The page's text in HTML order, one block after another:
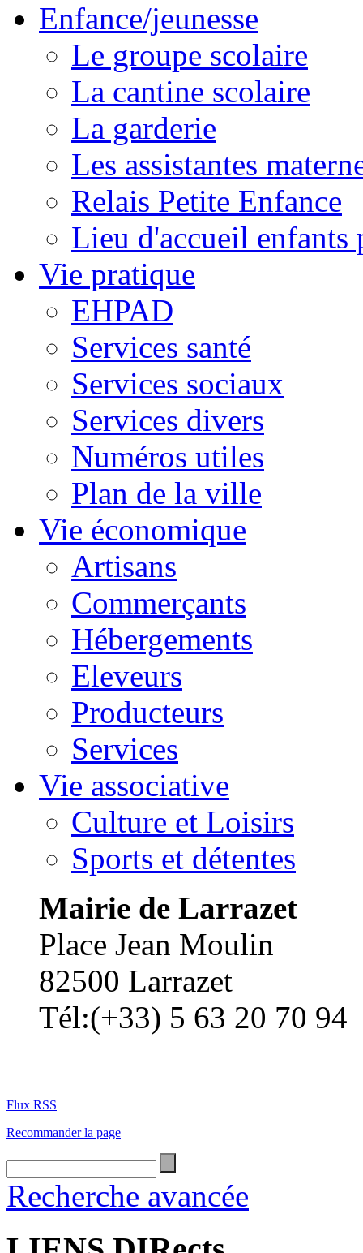
Enfance/jeunesse
Le groupe scolaire
La cantine scolaire
La garderie
Les assistantes
Relais Petite Enfance
Lieu d'accueil enfants
Vie pratique
EHPAD
Services santé
Services sociaux
Services divers
Numéros utiles
Plan de la ville
Vie économique
Artisans
Commerçants
Hébergements
Eleveurs
Producteurs
Services
Vie associative
Culture et Loisirs
Sports et détentes
Mairie de Larrazet
Place Jean Moulin
82500 Larrazet
Tél:(+33) 5 63 20 70 94
Flux RSS
Recommander la page
Recherche avancée